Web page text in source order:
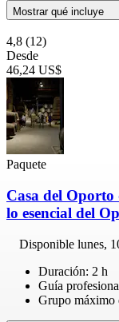
Mostrar qué incluye
4,8 (12)
Desde
46,24 US$
Paquete
Casa del
lo esencial del
Disponible lunes,
Duración: 2 h
Guía
Grupo máximo